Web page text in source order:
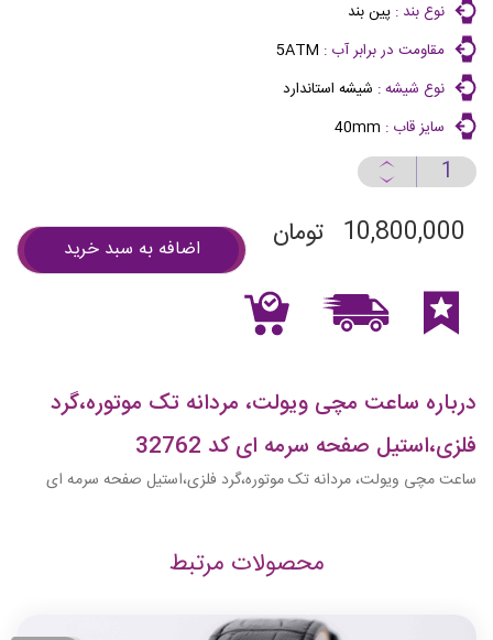
نوع بند : پین بند
مقاومت در برابر آب : 5ATM
نوع شیشه : شیشه استاندارد
سایز قاب : 40mm
10,800,000 تومان اضافه به سبد خرید
درباره ساعت مچی ویولت، مردانه تک موتوره،گرد
فلزی،استیل صفحه سرمه ای کد 32762
ساعت مچی ویولت، مردانه تک موتوره،گرد فلزی،استیل صفحه سرمه ای
محصولات مرتبط